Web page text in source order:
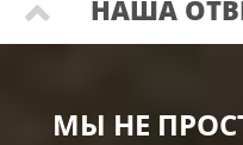
НАША
МЫ НЕ